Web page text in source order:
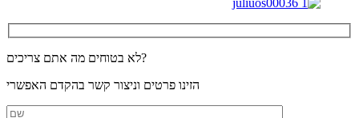
לא בטוחים מה אתם צריכים?
הזינו פרטים וניצור קשר בהקדם האפשרי